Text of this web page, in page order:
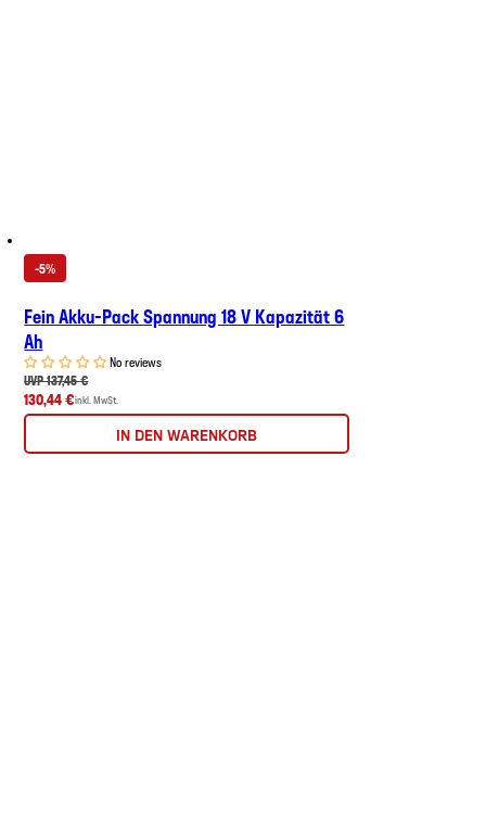
-5%
Fein Akku-Pack Spannung 18 V Kapazität 6
Ah
No reviews
UVP 137,45 €
130,44 €inkl. MwSt.
IN DEN WARENKORB